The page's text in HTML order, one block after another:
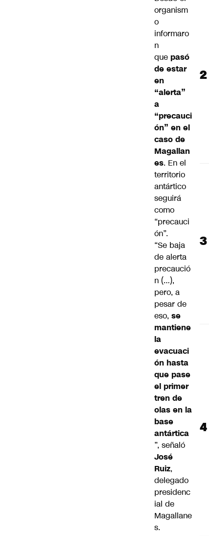
organism
o
informaro
n
que pasó
de estar
en
“alerta”
a
“precauci
ón” en el
caso de
Magallan
es. En el
territorio
antártico
seguirá
como
“precauci
ón”.
“Se baja
de alerta
precaució
n (…),
pero, a
pesar de
eso, se
mantiene
la
evacuaci
ón hasta
que pase
el primer
tren de
olas en la
base
antártica
”, señaló
José
Ruiz,
delegado
presidenc
ial de
Magallane
s.